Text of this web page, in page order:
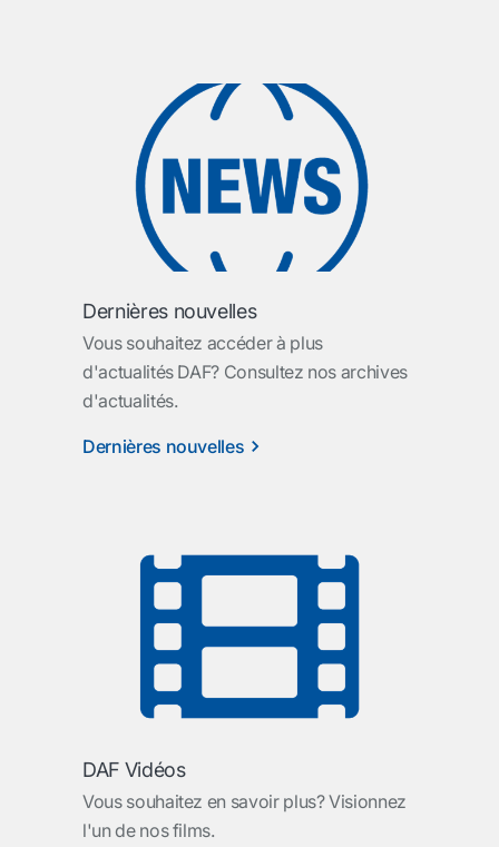
Dernières nouvelles
Vous souhaitez accéder à plus
d'actualités DAF? Consultez nos archives
d'actualités.
Dernières nouvelles
DAF Vidéos
Vous souhaitez en savoir plus? Visionnez
l'un de nos films.